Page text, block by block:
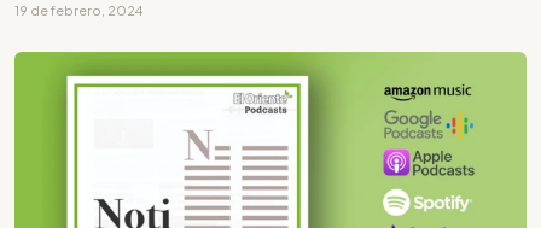
19 de febrero, 2024